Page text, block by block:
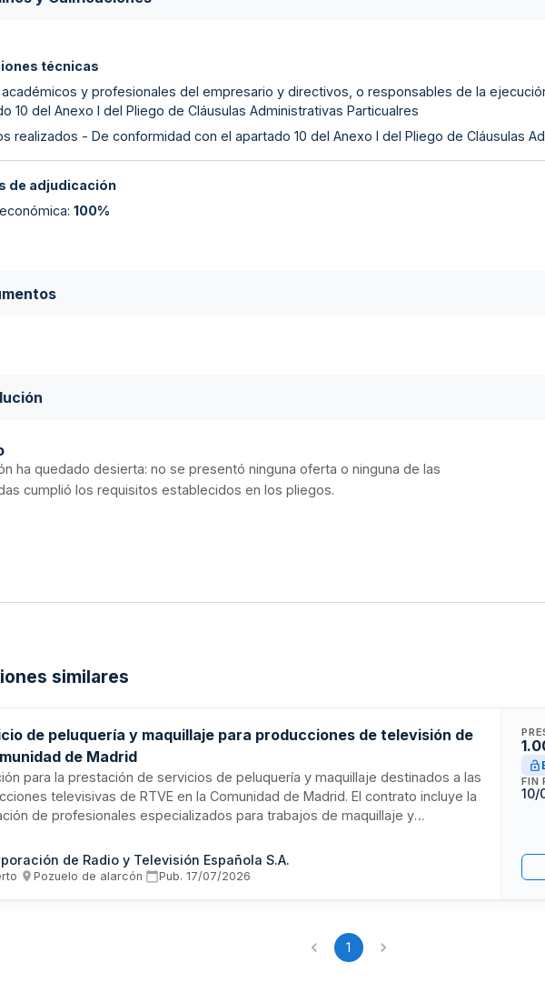
técnicas
y profesionales del empresario y directivos, o responsables de la
10 del Anexo I del Pliego de Cláusulas Administrativas Particualres
realizados - De conformidad con el apartado 10 del Anexo I del Pliego de Cláusulas
de adjudicación
: 100%
ha quedado desierta: no se presentó ninguna oferta o ninguna de las
cumplió los requisitos establecidos en los pliegos.
similares
de peluquería y maquillaje para producciones de televisión de
de Madrid
para la prestación de servicios de peluquería y maquillaje destinados a las
televisivas de RTVE en la Comunidad de Madrid. El contrato incluye la
de profesionales especializados para trabajos de maquillaje y
demostrada en producciones de televisión y disponibilidad de
ágil a las solicitudes de la productora.
de Radio y Televisión Española S.A.
· Pozuelo de alarcón· Pub.17/07/2026
FIN
10/
1